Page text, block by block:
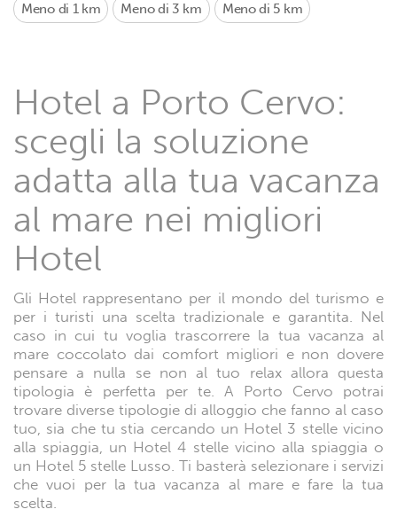
Meno di 1 km Meno di 3 km Meno di 5 km
Hotel a Porto Cervo:
scegli la soluzione
adatta alla tua vacanza
al mare nei migliori
Hotel
Gli Hotel rappresentano per il mondo del turismo e
per i turisti una scelta tradizionale e garantita. Nel
caso in cui tu voglia trascorrere la tua vacanza al
mare coccolato dai comfort migliori e non dovere
pensare a nulla se non al tuo relax allora questa
tipologia è perfetta per te. A Porto Cervo potrai
trovare diverse tipologie di alloggio che fanno al caso
tuo, sia che tu stia cercando un Hotel 3 stelle vicino
alla spiaggia, un Hotel 4 stelle vicino alla spiaggia o
un Hotel 5 stelle Lusso. Ti basterà selezionare i servizi
che vuoi per la tua vacanza al mare e fare la tua
scelta.